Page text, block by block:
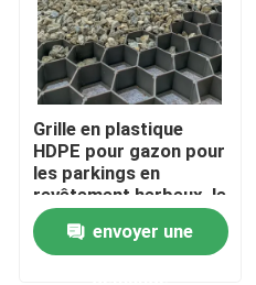
Grille en plastique
HDPE pour gazon pour
les parkings en
revêtement herbeux, le
contrôle de l'érosion
des pentes, la
stabilisation des sols,
envoyer une